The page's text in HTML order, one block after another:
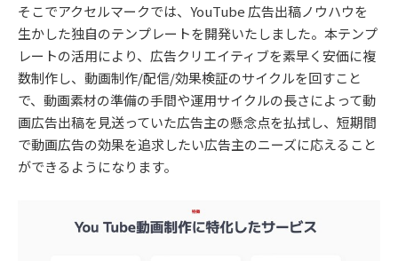
そこでアクセルマークでは、YouTube 広告出稿ノウハウを
生かした独自のテンプレートを開発いたしました。本テンプ
レートの活用により、広告クリエイティブを素早く安価に複
数制作し、動画制作/配信/効果検証のサイクルを回すこと
で、動画素材の準備の手間や運用サイクルの長さによって動
画広告出稿を見送っていた広告主の懸念点を払拭し、短期間
で動画広告の効果を追求したい広告主のニーズに応えること
ができるようになります。